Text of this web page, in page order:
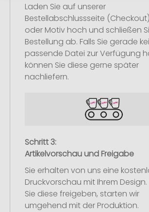
Laden Sie auf unserer
Bestellabschlussseite
oder Motiv hoch und schließen
Bestellung ab. Falls Sie gerade
passende Datei zur Verfügung
können Sie diese gerne später
nachliefern.
Schritt 3:
Artikelvorschau und Freigabe
Sie erhalten von uns eine
Druckvorschau mit Ihrem
Sie diese freigeben, starten wir
umgehend mit der Produktion.